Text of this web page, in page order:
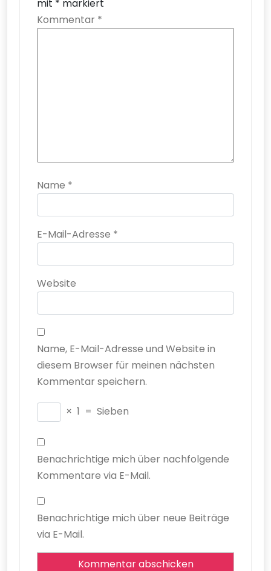
mit * markiert
Kommentar *
Name *
E-Mail-Adresse *
Website
Name, E-Mail-Adresse und Website in
diesem Browser für meinen nächsten
Kommentar speichern.
× 1 = Sieben
Benachrichtige mich über nachfolgende
Kommentare via E-Mail.
Benachrichtige mich über neue Beiträge
via E-Mail.